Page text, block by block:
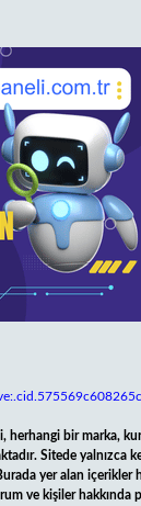
herhangi bir marka,
Sitede yalnızca
yer alan içerikler
ve kişiler hakkında